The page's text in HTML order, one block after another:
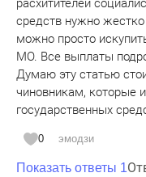
расхитителей
средств нужно
можно просто
МО. Все выплаты
Думаю эту статью
чиновникам, которые
государственных
0 эмодзи
Показать ответы 1